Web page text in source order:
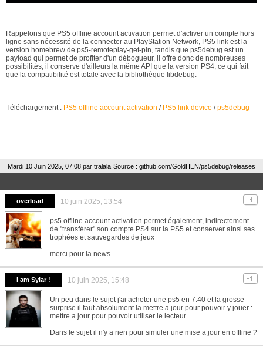
Rappelons que PS5 offline account activation permet d'activer un compte hors
ligne sans nécessité de la connecter au PlayStation Network, PS5 link est la
version homebrew de ps5-remoteplay-get-pin, tandis que ps5debug est un
payload qui permet de profiter d'un débogueur, il offre donc de nombreuses
possibilités, il conserve d'ailleurs la même API que la version PS4, ce qui fait
que la compatibilité est totale avec la bibliothèque libdebug.
Téléchargement : PS5 offline account activation / PS5 link device /ps5debug
Mardi 10 Juin 2025, 07:08 par tralala Source : github.com/GoldHEN/ps5debug/releases
overload 10 juin 2025, 13:54
ps5 offline account activation permet également, indirectement
de "transférer" son compte PS4 sur la PS5 et conserver ainsi ses
trophées et sauvegardes de jeux
merci pour la news
I am Sylar ! 10 juin 2025, 15:48
Un peu dans le sujet j'ai acheter une ps5 en 7.40 et la grosse
surprise il faut absolument la mettre a jour pour pouvoir y jouer :
mettre a jour pour pouvoir utiliser le lecteur
Dans le sujet il n'y a rien pour simuler une mise a jour en offline ?